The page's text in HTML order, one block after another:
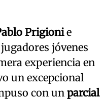
Prigionie
jóvenes
experiencia en
un excepcional
con un parcial